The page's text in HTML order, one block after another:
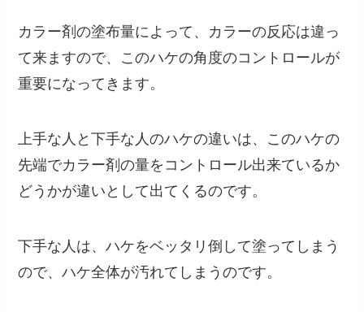
カラー剤の塗布量によって、カラーの反応は違っ
て来ますので、このハケの角度のコントロールが
重要になってきます。
上手な人と下手な人のハケの違いは、このハケの
先端でカラー剤の量をコントロール出来ているか
どうかが違いとして出てくるのです。
下手な人は、ハケをベッタリ倒して塗ってしまう
ので、ハケ全体が汚れてしまうのです。